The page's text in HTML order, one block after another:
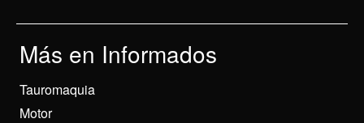
Más en Informados
Tauromaquia
Motor